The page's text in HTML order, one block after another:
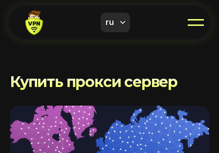
ru
Купить прокси сервер